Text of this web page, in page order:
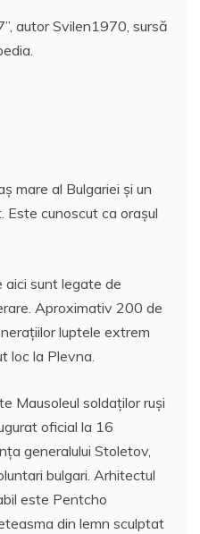
autor Svilen1970, sursă
mare al Bulgariei şi un
cunoscut ca oraşul
sunt legate de
Aproximativ 200 de
luptele extrem
loc la Plevna.
Mausoleul soldaţilor ruşi
oficial la 16
generalului Stoletov,
bulgari. Arhitectul
este Pentcho
din lemn sculptat